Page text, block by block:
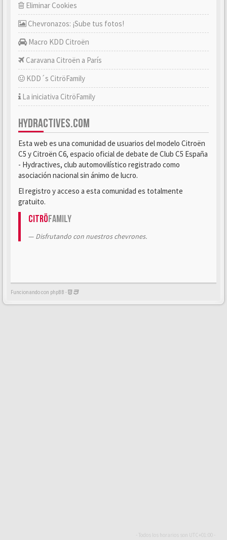
Eliminar Cookies
Chevronazos: ¡Sube tus fotos!
Macro KDD Citroën
Caravana Citroën a París
KDD´s CitröFamily
La iniciativa CitröFamily
HYDRACTIVES.COM
Esta web es una comunidad de usuarios del modelo Citroën
C5 y Citroën C6, espacio oficial de debate de Club C5 España
- Hydractives, club automovilístico registrado como
asociación nacional sin ánimo de lucro.
El registro y acceso a esta comunidad es totalmente
gratuito.
CitröFamily
Disfrutando con nuestros chevrones.
Funcionando con phpBB -
- Todos los horarios son UTC+01:00